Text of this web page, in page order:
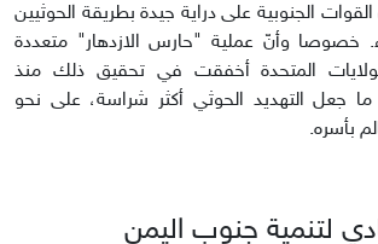
القوات الجنوبية على دراية جيدة بطريقة الحوثيين
خصوصا وأنّ عملية "حارس الازدهار" متعددة
المتحدة أخفقت في تحقيق ذلك منذ
ما جعل التهديد الحوثي أكثر شراسة، على نحو
بأسره.
لتنمية جنوب اليمن